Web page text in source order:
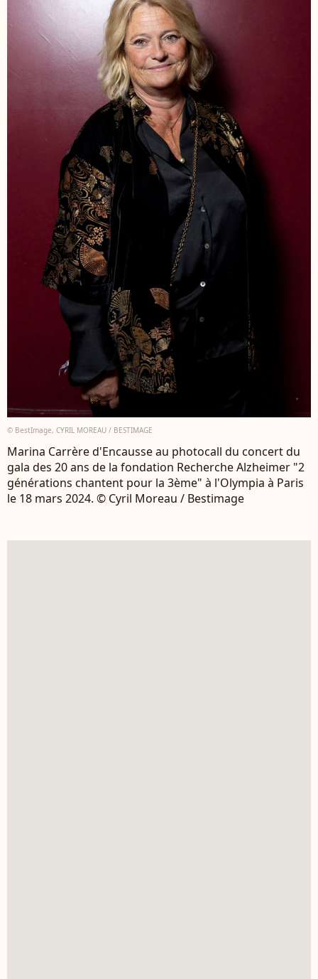
© BestImage, CYRIL MOREAU / BESTIMAGE
Marina Carrère d'Encausse au photocall du concert du
gala des 20 ans de la fondation Recherche Alzheimer "2
générations chantent pour la 3ème" à l'Olympia à Paris
le 18 mars 2024. © Cyril Moreau / Bestimage